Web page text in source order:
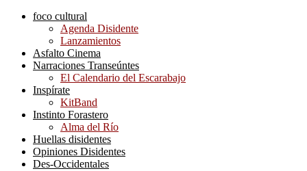
foco cultural
Agenda Disidente
Lanzamientos
Asfalto Cinema
Narraciones Transeúntes
El Calendario del Escarabajo
Inspírate
KitBand
Instinto Forastero
Alma del Río
Huellas disidentes
Opiniones Disidentes
Des-Occidentales